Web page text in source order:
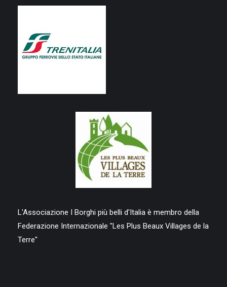
L'Associazione I Borghi più belli d'Italia è membro della
Federazione Internazionale "Les Plus Beaux Villages de la
Terre"